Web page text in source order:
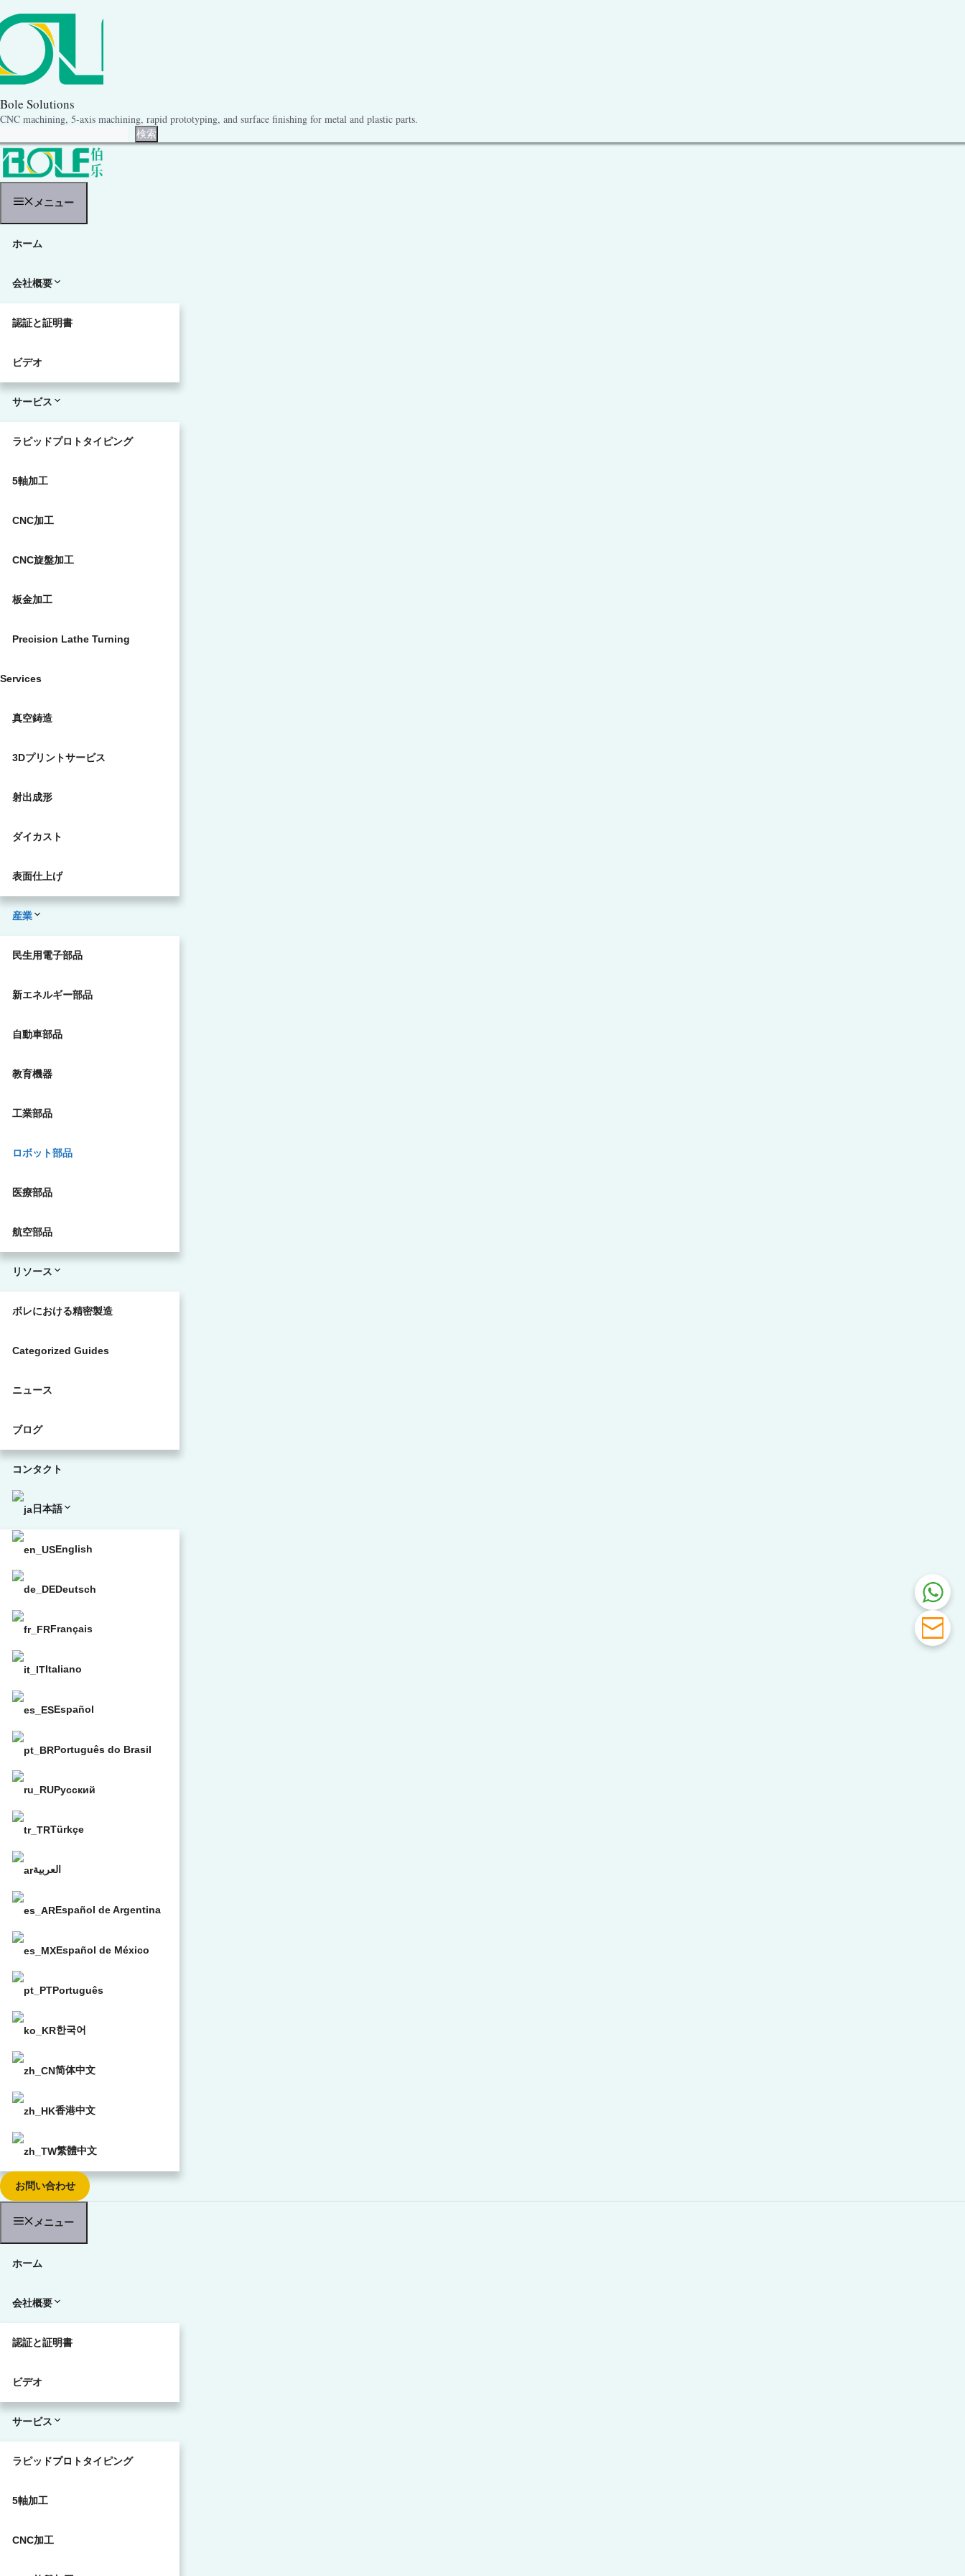
ン
テ
ツ
へ
ス
キ
ッ
Bole Solutions
CNC machining, 5-axis machining, rapid prototyping, and surface finishing for metal and plastic parts.
検索
メニュー
ホーム
会社概要
認証と証明書
ビデオ
サービス
ラピッドプロトタイピング
5軸加工
CNC加工
CNC旋盤加工
板金加工
Precision Lathe Turning
Services
真空鋳造
3Dプリントサービス
射出成形
ダイカスト
表面仕上げ
産業
民生用電子部品
新エネルギー部品
自動車部品
教育機器
工業部品
ロボット部品
医療部品
航空部品
リソース
ボレにおける精密製造
Categorized Guides
ニュース
ブログ
コンタクト
日本語
English
Deutsch
Français
Italiano
Español
Português do Brasil
Русский
Türkçe
العربية
Español de Argentina
Español de México
Português
한국어
简体中文
香港中文
繁體中文
お問い合わせ
メニュー
ホーム
会社概要
認証と証明書
ビデオ
サービス
ラピッドプロトタイピング
5軸加工
CNC加工